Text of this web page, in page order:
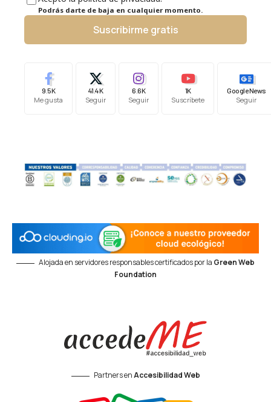
Podrás darte de baja en cualquier momento.
Suscribirme gratis
9.5K
Me gusta
41.4K
Seguir
6.6K
Seguir
1K
Suscríbete
Google News
Seguir
Alojada en servidores responsables certificados por la Green Web
Foundation
Partners enAccesibilidad Web